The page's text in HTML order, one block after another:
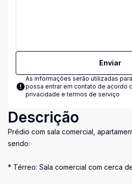
Enviar
As informações serão utilizadas
possa entrar em contato de acordo
privacidade e termos de serviço
Descrição
Prédio com sala comercial,
sendo:
* Térreo: Sala comercial com cerca